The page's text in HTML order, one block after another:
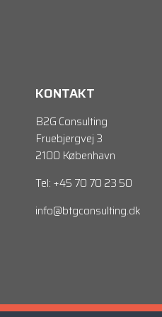
KONTAKT
B2G Consulting
Fruebjergvej 3
2100 København
Tel: +45 70 70 23 50
info@btgconsulting.dk